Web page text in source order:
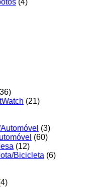
(4)
(21)
(3)
(60)
(12)
Bicicleta (6)